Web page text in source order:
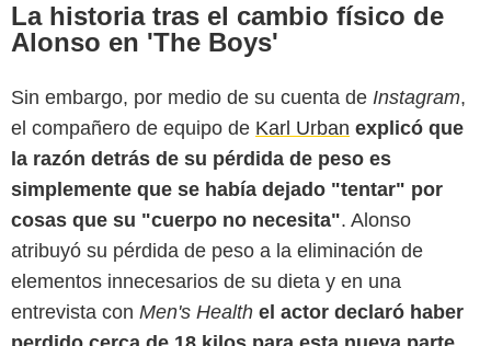
La historia tras el cambio físico de
Alonso en 'The Boys'
Sin embargo, por medio de su cuenta de Instagram,
el compañero de equipo de Karl Urban explicó que
la razón detrás de su pérdida de peso es
simplemente que se había dejado "tentar" por
cosas que su "cuerpo no necesita". Alonso
atribuyó su pérdida de peso a la eliminación de
elementos innecesarios de su dieta y en una
entrevista con Men's Health el actor declaró haber